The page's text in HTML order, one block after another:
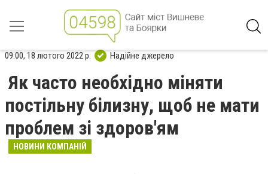
09:00, 18 лютого 2022 р. Надійне джерело
Як часто необхідно міняти
постільну білизну, щоб не мати
проблем зі здоров'ям
НОВИНИ КОМПАНІЙ